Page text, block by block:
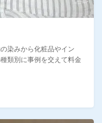
染みから化粧品やイン
類別に事例を交えて料金